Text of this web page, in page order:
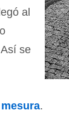
al
se
mesura.